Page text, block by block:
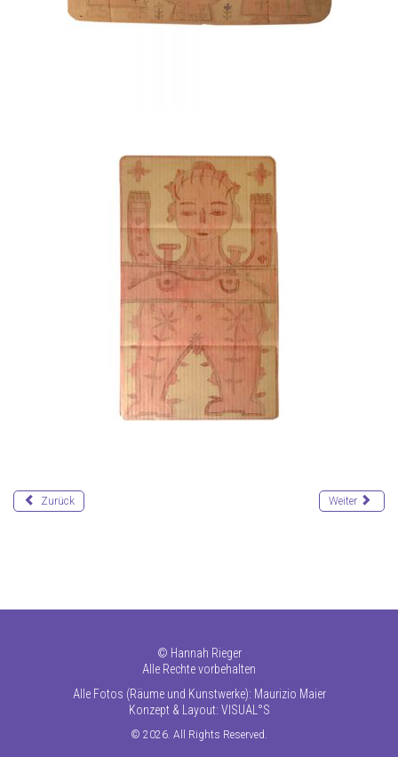
Zurück Weiter
© Hannah Rieger
Alle Rechte vorbehalten
Alle Fotos (Räume und Kunstwerke): Maurizio Maier
Konzept & Layout: VISUAL°S
© 2026. All Rights Reserved.